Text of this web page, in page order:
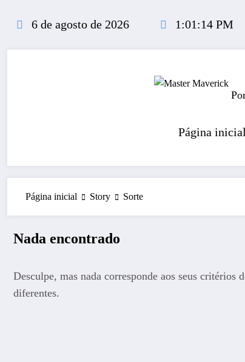
conteúdo
6 de agosto de 2026 1:01:14 PM
Página inicial
Página inicial Story Sorte
Nada encontrado
Desculpe, mas nada corresponde aos seus critérios
diferentes.